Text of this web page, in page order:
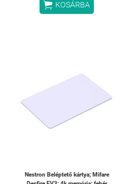
 KOSÁRBA
Nestron Beléptető kártya; Mifare